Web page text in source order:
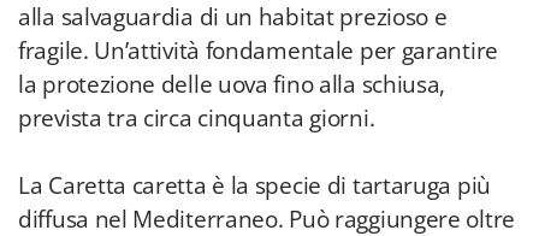
alla salvaguardia di un habitat prezioso e
fragile. Un’attività fondamentale per garantire
la protezione delle uova fino alla schiusa,
prevista tra circa cinquanta giorni.
La Caretta caretta è la specie di tartaruga più
diffusa nel Mediterraneo. Può raggiungere oltre